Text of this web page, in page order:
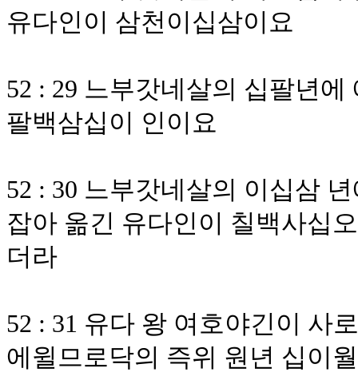
유다인이 삼천이십삼이요
52 : 29 느부갓네살의 십팔년
팔백삼십이 인이요
52 : 30 느부갓네살의 이십삼
잡아 옮긴 유다인이 칠백사십
더라
52 : 31 유다 왕 여호야긴이 사
에윌므로닥의 즉위 원년 십이